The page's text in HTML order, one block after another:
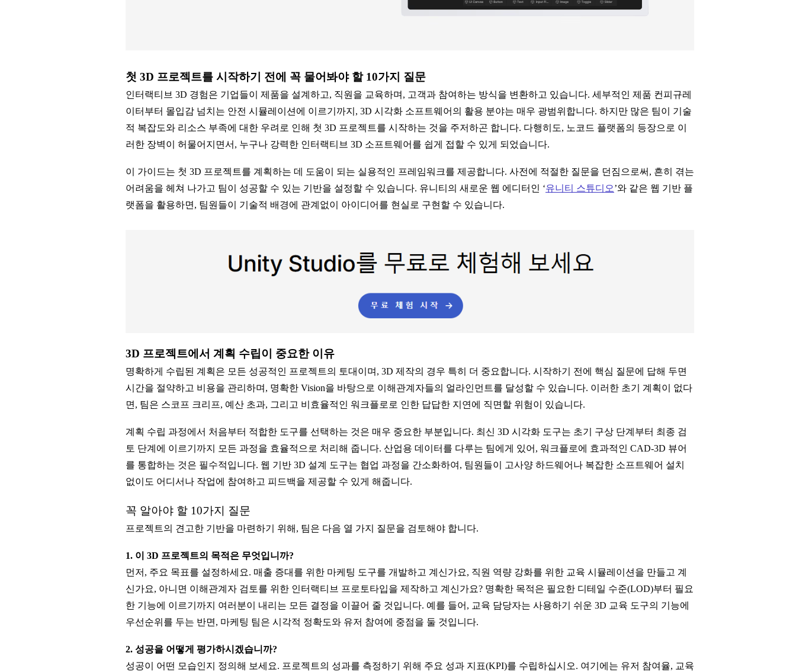
첫 3D 프로젝트를 시작하기 전에 꼭 물어봐야 할 10가지 질문
인터랙티브 3D 경험은 기업들이 제품을 설계하고, 직원을 교육하며, 고객과 참여하는 방식을 변환하고 있습니다. 세부적인 제품 컨피규레
이터부터 몰입감 넘치는 안전 시뮬레이션에 이르기까지, 3D 시각화 소프트웨어의 활용 분야는 매우 광범위합니다. 하지만 많은 팀이 기술
적 복잡도와 리소스 부족에 대한 우려로 인해 첫 3D 프로젝트를 시작하는 것을 주저하곤 합니다. 다행히도, 노코드 플랫폼의 등장으로 이
러한 장벽이 허물어지면서, 누구나 강력한 인터랙티브 3D 소프트웨어를 쉽게 접할 수 있게 되었습니다.
이 가이드는 첫 3D 프로젝트를 계획하는 데 도움이 되는 실용적인 프레임워크를 제공합니다. 사전에 적절한 질문을 던짐으로써, 흔히 겪는
어려움을 헤쳐 나가고 팀이 성공할 수 있는 기반을 설정할 수 있습니다. 유니티의 새로운 웹 에디터인 ‘유니티 스튜디오’와 같은 웹 기반 플
랫폼을 활용하면, 팀원들이 기술적 배경에 관계없이 아이디어를 현실로 구현할 수 있습니다.
3D 프로젝트에서 계획 수립이 중요한 이유
명확하게 수립된 계획은 모든 성공적인 프로젝트의 토대이며, 3D 제작의 경우 특히 더 중요합니다. 시작하기 전에 핵심 질문에 답해 두면
시간을 절약하고 비용을 관리하며, 명확한 Vision을 바탕으로 이해관계자들의 얼라인먼트를 달성할 수 있습니다. 이러한 초기 계획이 없다
면, 팀은 스코프 크리프, 예산 초과, 그리고 비효율적인 워크플로로 인한 답답한 지연에 직면할 위험이 있습니다.
계획 수립 과정에서 처음부터 적합한 도구를 선택하는 것은 매우 중요한 부분입니다. 최신 3D 시각화 도구는 초기 구상 단계부터 최종 검
토 단계에 이르기까지 모든 과정을 효율적으로 처리해 줍니다. 산업용 데이터를 다루는 팀에게 있어, 워크플로에 효과적인 CAD-3D 뷰어
를 통합하는 것은 필수적입니다. 웹 기반 3D 설계 도구는 협업 과정을 간소화하여, 팀원들이 고사양 하드웨어나 복잡한 소프트웨어 설치
없이도 어디서나 작업에 참여하고 피드백을 제공할 수 있게 해줍니다.
꼭 알아야 할 10가지 질문
프로젝트의 견고한 기반을 마련하기 위해, 팀은 다음 열 가지 질문을 검토해야 합니다.
1. 이 3D 프로젝트의 목적은 무엇입니까?
먼저, 주요 목표를 설정하세요. 매출 증대를 위한 마케팅 도구를 개발하고 계신가요, 직원 역량 강화를 위한 교육 시뮬레이션을 만들고 계
신가요, 아니면 이해관계자 검토를 위한 인터랙티브 프로토타입을 제작하고 계신가요? 명확한 목적은 필요한 디테일 수준(LOD)부터 필요
한 기능에 이르기까지 여러분이 내리는 모든 결정을 이끌어 줄 것입니다. 예를 들어, 교육 담당자는 사용하기 쉬운 3D 교육 도구의 기능에
우선순위를 두는 반면, 마케팅 팀은 시각적 정확도와 유저 참여에 중점을 둘 것입니다.
2. 성공을 어떻게 평가하시겠습니까?
성공이 어떤 모습인지 정의해 보세요. 프로젝트의 성과를 측정하기 위해 주요 성과 지표(KPI)를 수립하십시오. 여기에는 유저 참여율, 교육